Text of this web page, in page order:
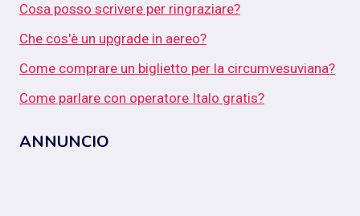
Cosa posso scrivere per ringraziare?
Che cos'è un upgrade in aereo?
Come comprare un biglietto per la circumvesuviana?
Come parlare con operatore Italo gratis?
ANNUNCIO